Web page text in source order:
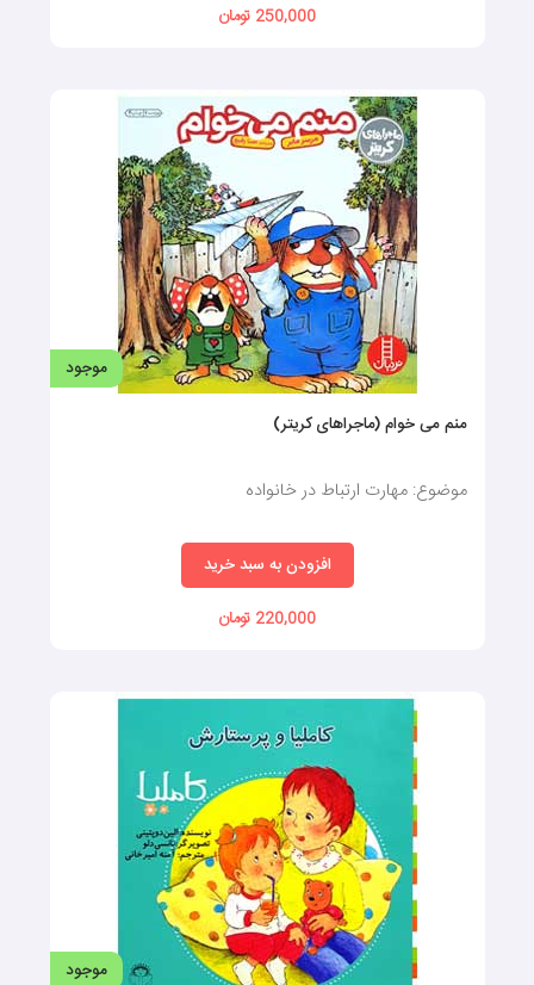
250,000 تومان
موجود
منم می خوام (ماجراهای کریتر)
موضوع: مهارت ارتباط در خانواده
افزودن به سبد خرید
220,000 تومان
موجود